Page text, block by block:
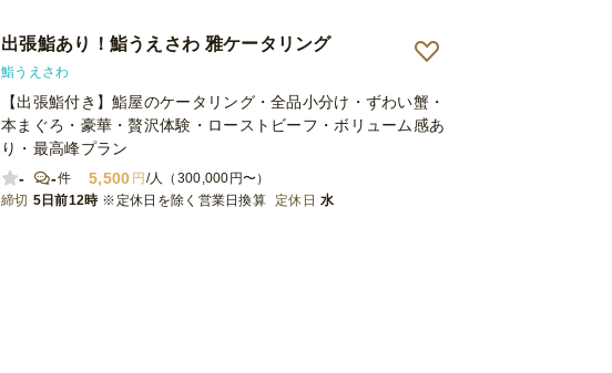
は、お寿司を楽しみに来たのですが、早々に終了したことを伝える
とがっかりしていました。 ②かなりの量のサラダが余りました。要
因としては、近くに用意されていたドレッシングが無くなってしま
ったので、それ以上サラダを食べようとする人がいなくなったのだ
と思います。ドレッシングの量は余裕をもって提供してほしかった
です。 ③「寿司職人が握る」とあったので、それを期待して申し込
んだのですが、当日職人さんは別のお仕事があり、会場に来れない
とのことでした。その場合は15,000円引きと書いてあったので、そ
れはルール通りなのですが、握られた寿司を置くだけで、当初期待
した盛り上がりには程遠く、やや味気ない会になってしまったのが
出張鮨あり！鮨うえさわ 雅ケータリング
鮨うえさわ
【出張鮨付き】鮨屋のケータリング・全品小分け・ずわい蟹・
本まぐろ・豪華・贅沢体験・ローストビーフ・ボリューム感あ
り・最高峰プラン
-
-件 5,500 円/人（300,000円〜）
締切 5日前12時 ※定休日を除く営業日換算 定休日 水